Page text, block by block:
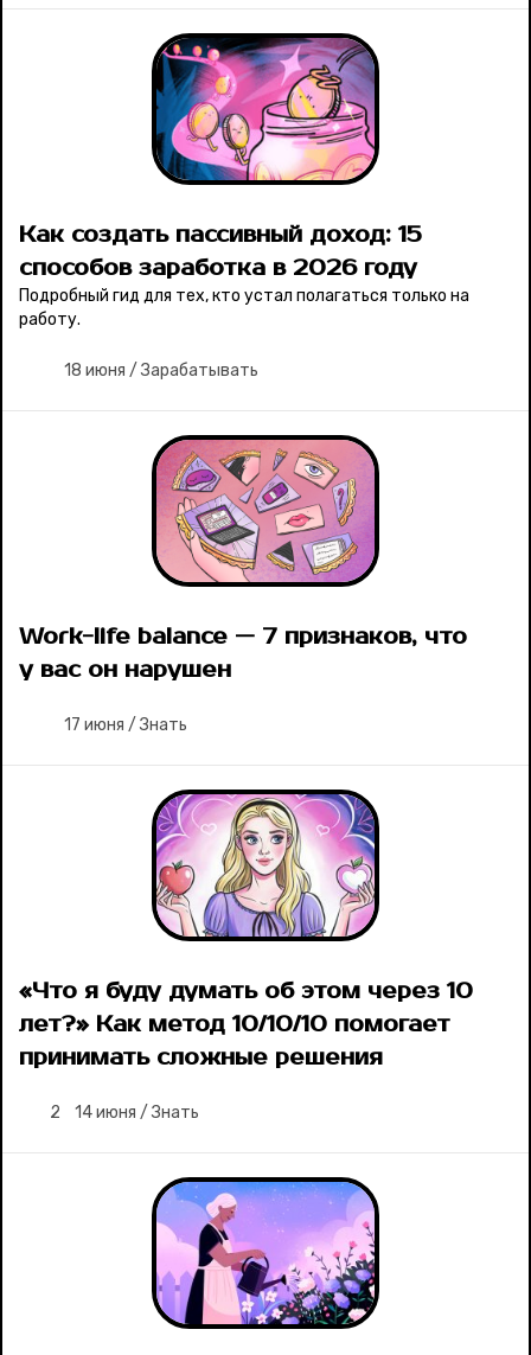
Как создать пассивный доход: 15
способов заработка в 2026 году
Подробный гид для тех, кто устал полагаться только на
работу.
18 июня / Зарабатывать
Work-life balance — 7 признаков, что
у вас он нарушен
17 июня / Знать
«Что я буду думать об этом через 10
лет?» Как метод 10/10/10 помогает
принимать сложные решения
2 14 июня / Знать